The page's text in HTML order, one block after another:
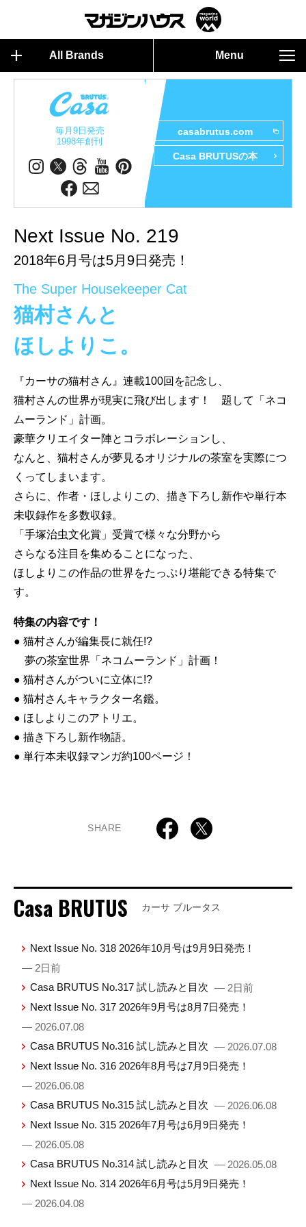
All Brands Menu
毎月9日発売
1998年創刊
casabrutus.com
Casa BRUTUSの本
Next Issue No. 219
2018年6月号は5月9日発売！
The Super Housekeeper Cat
猫村さんと
ほしよりこ。
『カーサの猫村さん』連載100回を記念し、
猫村さんの世界が現実に飛び出します！ 題して「ネコ
ムーランド」計画。
豪華クリエイター陣とコラボレーションし、
なんと、猫村さんが夢見るオリジナルの茶室を実際につ
くってしまいます。
さらに、作者・ほしよりこの、描き下ろし新作や単行本
未収録作を多数収録。
「手塚治虫文化賞」受賞で様々な分野から
さらなる注目を集めることになった、
ほしよりこの作品の世界をたっぷり堪能できる特集で
す。
特集の内容です！
● 猫村さんが編集長に就任!?
夢の茶室世界「ネコムーランド」計画！
● 猫村さんがついに立体に!?
● 猫村さんキャラクター名鑑。
● ほしよりこのアトリエ。
● 描き下ろし新作物語。
● 単行本未収録マンガ約100ページ！
SHARE
Casa BRUTUS カーサ ブルータス
Next Issue No. 318 2026年10月号は9月9日発売！
— 2日前
Casa BRUTUS No.317 試し読みと目次 — 2日前
Next Issue No. 317 2026年9月号は8月7日発売！
— 2026.07.08
Casa BRUTUS No.316 試し読みと目次 — 2026.07.08
Next Issue No. 316 2026年8月号は7月9日発売！
— 2026.06.08
Casa BRUTUS No.315 試し読みと目次 — 2026.06.08
Next Issue No. 315 2026年7月号は6月9日発売！
— 2026.05.08
Casa BRUTUS No.314 試し読みと目次 — 2026.05.08
Next Issue No. 314 2026年6月号は5月9日発売！
— 2026.04.08